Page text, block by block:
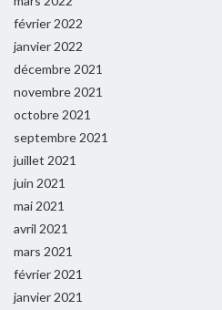
février 2022
janvier 2022
décembre 2021
novembre 2021
octobre 2021
septembre 2021
juillet 2021
juin 2021
mai 2021
avril 2021
mars 2021
février 2021
janvier 2021